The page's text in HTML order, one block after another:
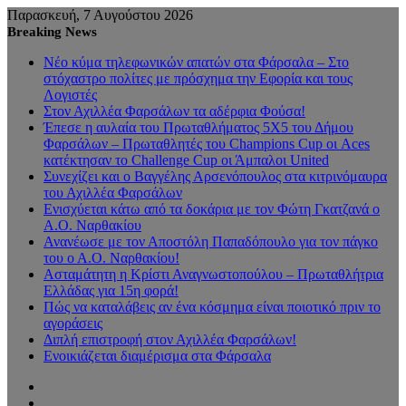
Παρασκευή, 7 Αυγούστου 2026
Breaking News
Νέο κύμα τηλεφωνικών απατών στα Φάρσαλα – Στο
στόχαστρο πολίτες με πρόσχημα την Εφορία και τους
Λογιστές
Στον Αχιλλέα Φαρσάλων τα αδέρφια Φούσα!
Έπεσε η αυλαία του Πρωταθλήματος 5Χ5 του Δήμου
Φαρσάλων – Πρωταθλητές του Champions Cup οι Aces
κατέκτησαν το Challenge Cup οι Άμπαλοι United
Συνεχίζει και ο Βαγγέλης Αρσενόπουλος στα κιτρινόμαυρα
του Αχιλλέα Φαρσάλων
Ενισχύεται κάτω από τα δοκάρια με τον Φώτη Γκατζανά ο
Α.Ο. Ναρθακίου
Ανανέωσε με τον Αποστόλη Παπαδόπουλο για τον πάγκο
του ο Α.Ο. Ναρθακίου!
Ασταμάτητη η Κρίστι Αναγνωστοπούλου – Πρωταθλήτρια
Ελλάδας για 15η φορά!
Πώς να καταλάβεις αν ένα κόσμημα είναι ποιοτικό πριν το
αγοράσεις
Διπλή επιστροφή στον Αχιλλέα Φαρσάλων!
Ενοικιάζεται διαμέρισμα στα Φάρσαλα